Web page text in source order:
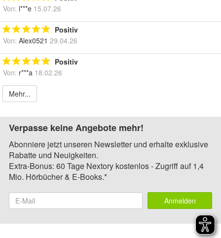
Von: l***e 15.07.26
Positiv
Von: Alex0521 29.04.26
Positiv
Von: r***a 18.02.26
Mehr...
Verpasse keine Angebote mehr!
Abonniere jetzt unseren Newsletter und erhalte exklusive
Rabatte und Neuigkeiten.
Extra-Bonus: 60 Tage Nextory kostenlos - Zugriff auf 1,4
Mio. Hörbücher & E-Books.*
Anmelden